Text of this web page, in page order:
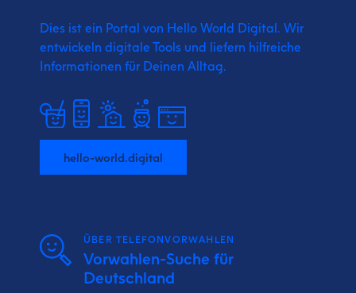
Dies ist ein Portal von Hello World Digital. Wir
entwickeln digitale Tools und liefern hilfreiche
Informationen für Deinen Alltag.
hello-world.digital
ÜBER TELEFONVORWAHLEN
Vorwahlen-Suche für
Deutschland